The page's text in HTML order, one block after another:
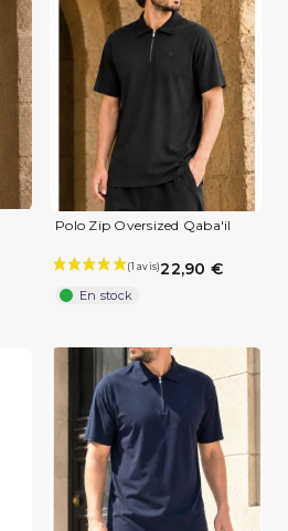
Polo Zip Oversized Qaba'il
22,90 €
En stock